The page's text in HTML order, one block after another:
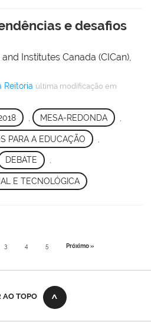
e desafios
Institutes Canada (CICan),
Reitoria última modificação em
MESA-REDONDA
PARA A EDUCAÇÃO
DEBATE ,
E TECNOLÓGICA
3 4 5 Próximo »
AO TOPO